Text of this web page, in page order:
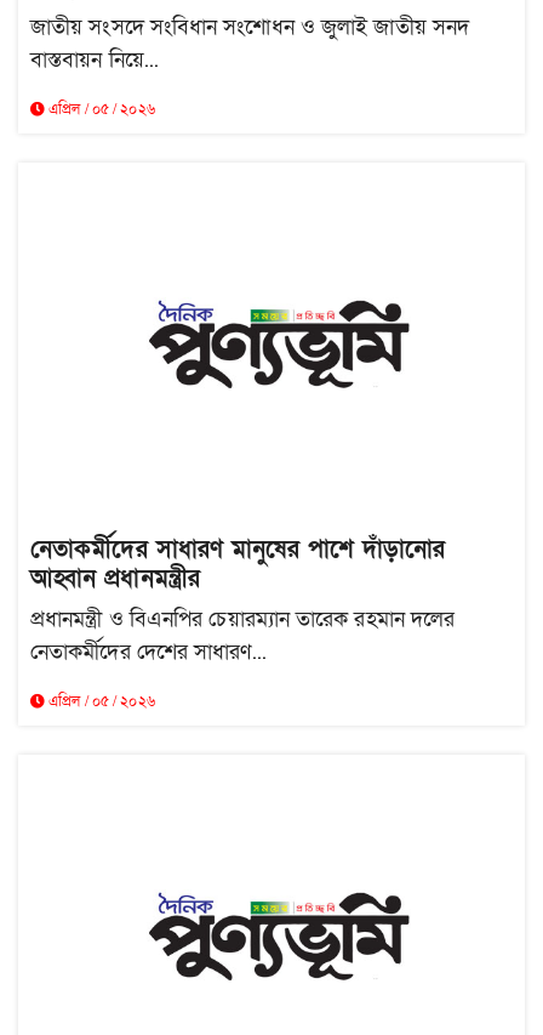
জাতীয় সংসদে সংবিধান সংশোধন ও জুলাই জাতীয় সনদ
বাস্তবায়ন নিয়ে...
এপ্রিল / ০৫ / ২০২৬
নেতাকর্মীদের সাধারণ মানুষের পাশে দাঁড়ানোর
আহ্বান প্রধানমন্ত্রীর
প্রধানমন্ত্রী ও বিএনপির চেয়ারম্যান তারেক রহমান দলের
নেতাকর্মীদের দেশের সাধারণ...
এপ্রিল / ০৫ / ২০২৬